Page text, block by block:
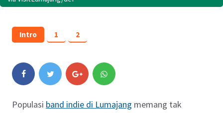
Intro 1 2
Populasi band indie di Lumajang memang tak